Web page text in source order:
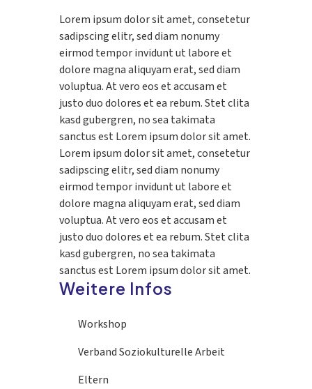
Lorem ipsum dolor sit amet, consetetur
sadipscing elitr, sed diam nonumy
eirmod tempor invidunt ut labore et
dolore magna aliquyam erat, sed diam
voluptua. At vero eos et accusam et
justo duo dolores et ea rebum. Stet clita
kasd gubergren, no sea takimata
sanctus est Lorem ipsum dolor sit amet.
Lorem ipsum dolor sit amet, consetetur
sadipscing elitr, sed diam nonumy
eirmod tempor invidunt ut labore et
dolore magna aliquyam erat, sed diam
voluptua. At vero eos et accusam et
justo duo dolores et ea rebum. Stet clita
kasd gubergren, no sea takimata
sanctus est Lorem ipsum dolor sit amet.
Weitere Infos
Workshop
Verband Soziokulturelle Arbeit
Eltern